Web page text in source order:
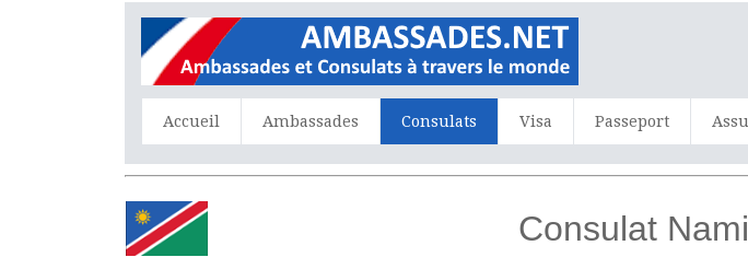
Accueil Ambassades Consulats Visa Passeport
Consulat